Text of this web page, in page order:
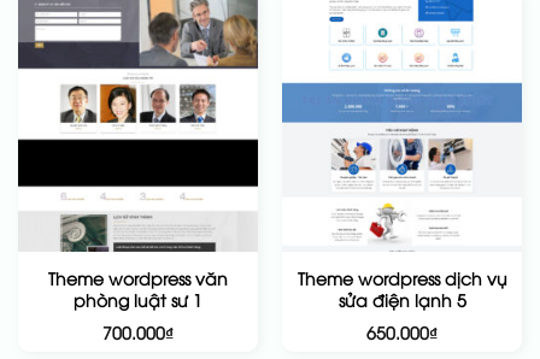
Theme wordpress văn
phòng luật sư 1
700.000₫
Theme wordpress dịch vụ
sửa điện lạnh 5
650.000₫